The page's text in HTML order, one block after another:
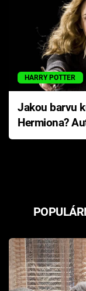
HARRY POTTER
Jakou barvu
Hermiona?
Pottera přišla